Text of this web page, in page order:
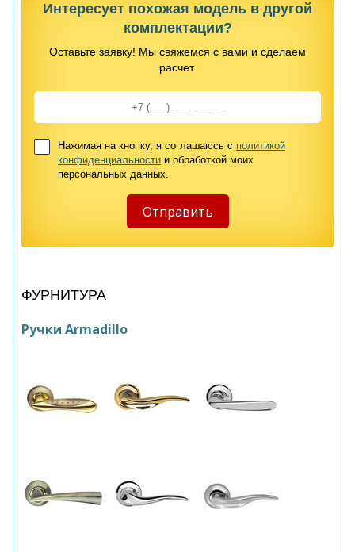
Интересует похожая модель в другой
комплектации?
Оставьте заявку! Мы свяжемся с вами и сделаем
расчет.
Нажимая на кнопку, я соглашаюсь с политикой
конфиденциальности и обработкой моих
персональных данных.
ФУРНИТУРА
Ручки Armadillo